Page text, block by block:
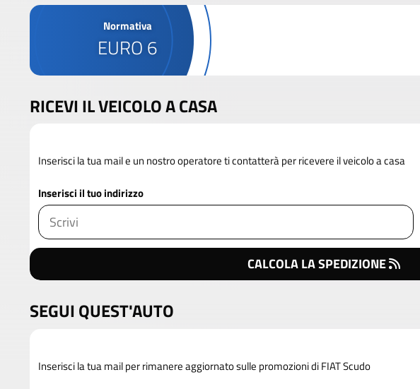
Normativa
EURO 6
RICEVI IL VEICOLO A CASA
Inserisci la tua mail e un nostro operatore ti contatterà per ricevere il veicolo a casa
Inserisci il tuo indirizzo
CALCOLA LA SPEDIZIONE
SEGUI QUEST'AUTO
Inserisci la tua mail per rimanere aggiornato sulle promozioni di FIAT Scudo